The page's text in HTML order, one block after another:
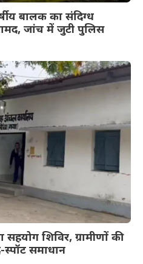
बालक का संदिग्ध
जांच में जुटी पुलिस
शिविर, ग्रामीणों की
समाधान